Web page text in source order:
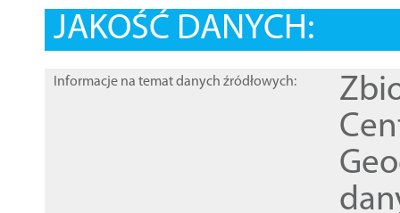
JAKOŚĆ DANYCH:
Informacje na temat danych źródłowych: